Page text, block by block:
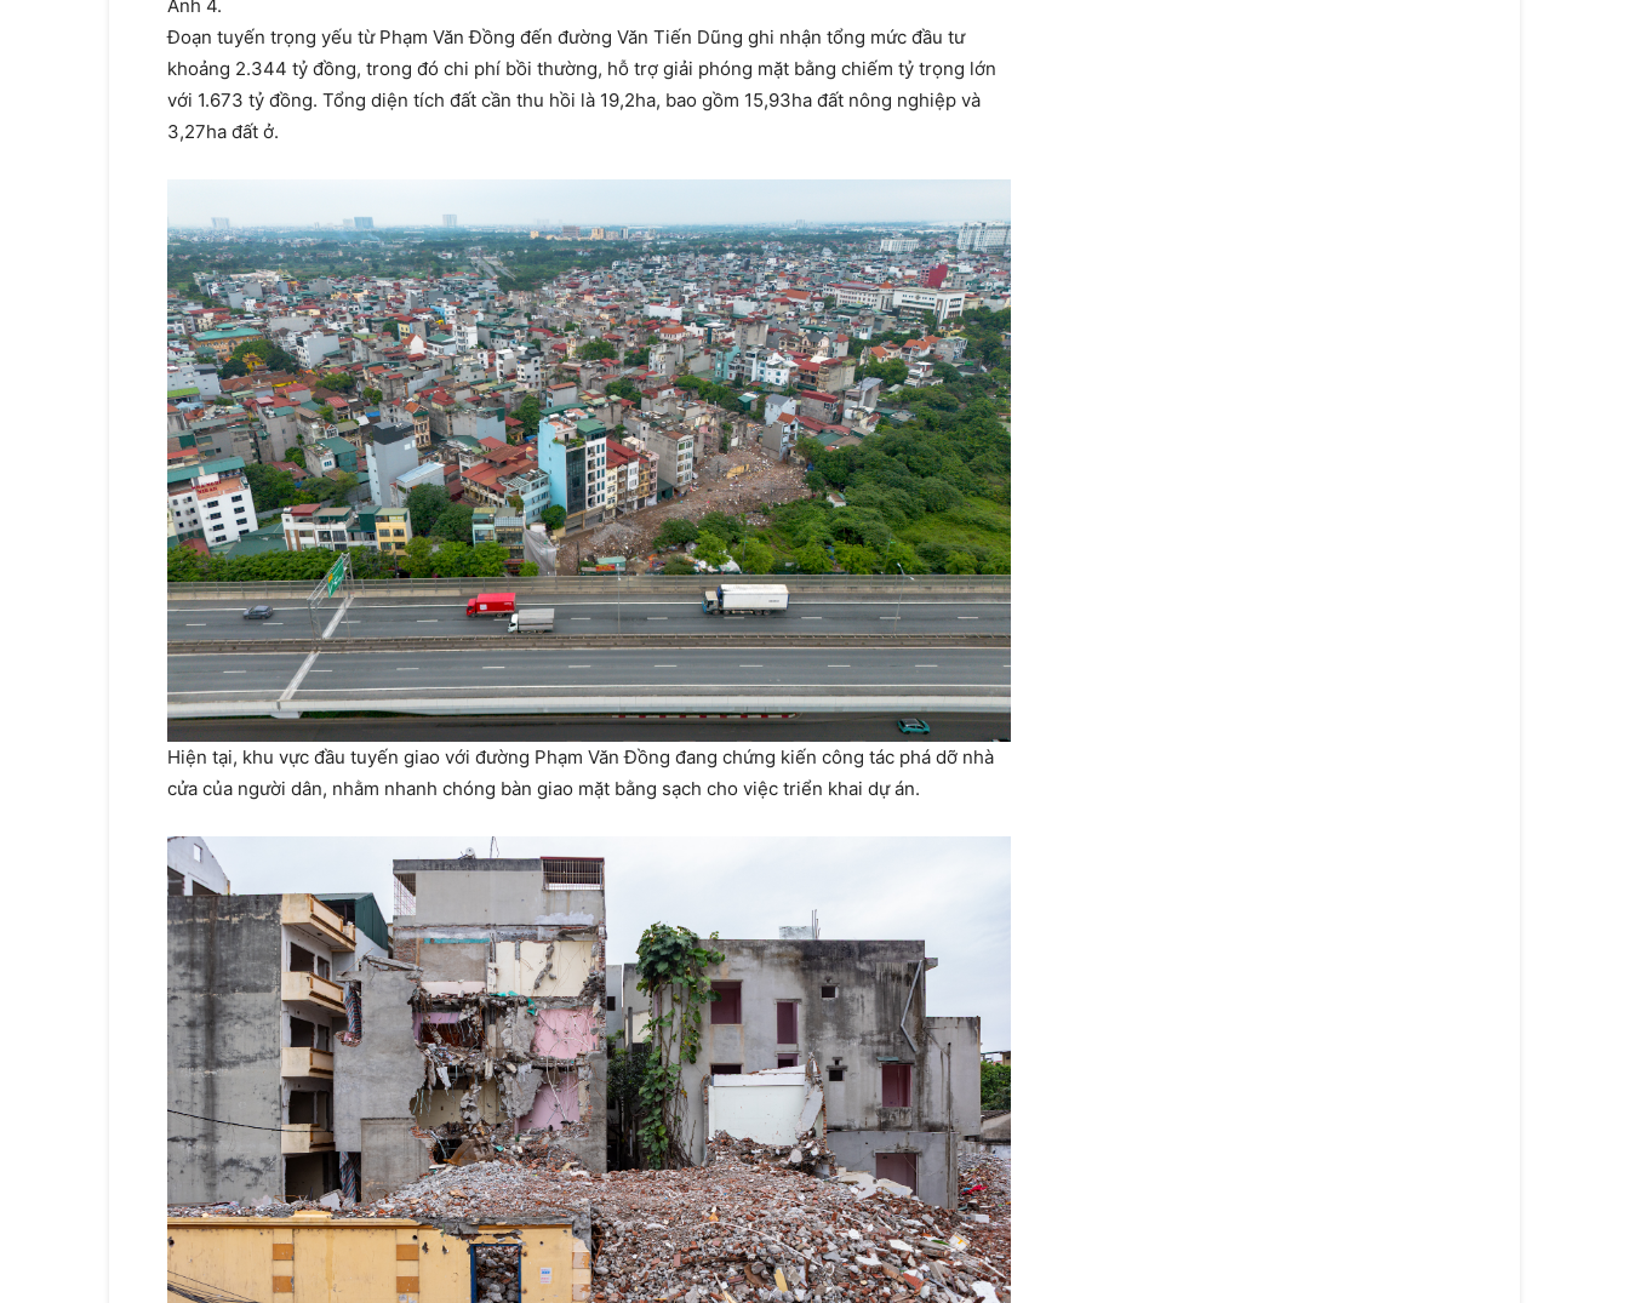
Đoạn tuyến trọng yếu từ Phạm Văn Đồng đến đường Văn Tiến Dũng ghi nhận tổng mức đầu tư
khoảng 2.344 tỷ đồng, trong đó chi phí bồi thường, hỗ trợ giải phóng mặt bằng chiếm tỷ trọng lớn
với 1.673 tỷ đồng. Tổng diện tích đất cần thu hồi là 19,2ha, bao gồm 15,93ha đất nông nghiệp và
3,27ha đất ở.
Hiện tại, khu vực đầu tuyến giao với đường Phạm Văn Đồng đang chứng kiến công tác phá dỡ nhà
cửa của người dân, nhằm nhanh chóng bàn giao mặt bằng sạch cho việc triển khai dự án.